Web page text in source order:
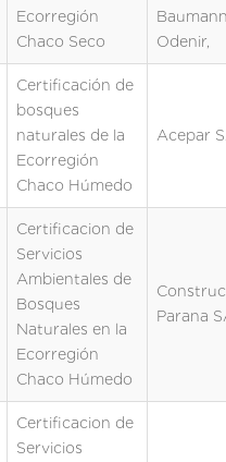
Ecorregión
Chaco Seco
Odenir,
Certificación de
bosques
naturales de la
Ecorregión
Chaco Húmedo
Acepar
Certificacion de
Servicios
Ambientales de
Bosques
Naturales en la
Ecorregión
Chaco Húmedo
Parana
Certificacion de
Servicios